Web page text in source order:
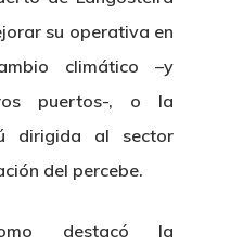
su operativa en
climático –y
puertos-, o la
dirigida al sector
del percebe.
destacó la